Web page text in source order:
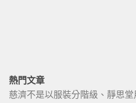
熱門文章
慈濟不是以服裝分階級、靜思